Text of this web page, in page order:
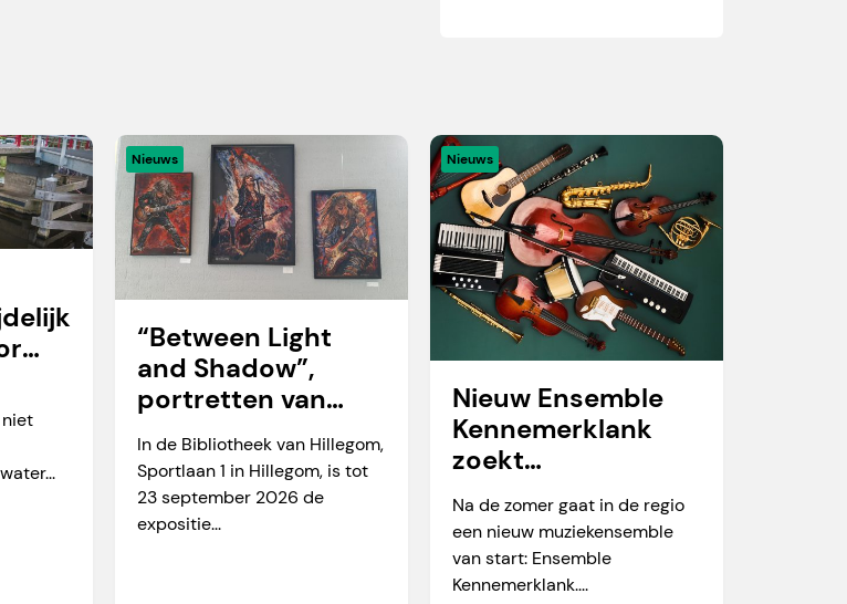
Nieuws
“Between Light
and Shadow”,
portretten van
Martien Okkerse
In de Bibliotheek van Hillegom,
Sportlaan 1 in Hillegom, is tot
23 september 2026 de
expositie...
Nieuws
Nieuw Ensemble
Kennemerklank
zoekt
amateurmuzikante
n
Na de zomer gaat in de regio
een nieuw muziekensemble
van start: Ensemble
Kennemerklank....